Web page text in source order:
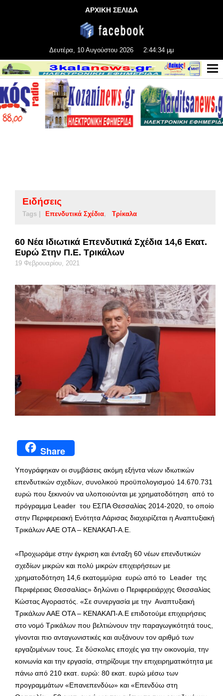
ΑΡΧΙΚΗ ΣΕΛΙΔΑ
Δευτέρα, 10 Αυγούστου 2026 2:44:34 μμ
Ειδήσεις
Tags | Επενδυτικά Σχέδια Τρίκαλα
60 Νέα Ιδιωτικά Επενδυτικά Σχέδια 14,6 Εκατ.
Ευρώ Στην Π.Ε. Τρικάλων
19 Φεβρουαρίου, 2021
Share
Υπογράφηκαν οι συμβάσεις ακόμη εξήντα νέων ιδιωτικών
επενδυτικών σχεδίων, συνολικού προϋπολογισμού 14.670.731
ευρώ που ξεκινούν να υλοποιούνται με χρηματοδότηση από το
πρόγραμμα Leader του ΕΣΠΑ Θεσσαλίας 2014-2020, το οποίο
στην Περιφερειακή Ενότητα Λάρισας διαχειρίζεται η Αναπτυξιακή
Τρικάλων ΑΑΕ ΟΤΑ – ΚΕΝΑΚΑΠ-Α.Ε.
«Προχωράμε στην έγκριση και ένταξη 60 νέων επενδυτικών
σχεδίων μικρών και πολύ μικρών επιχειρήσεων με
χρηματοδότηση 14,6 εκατομμύρια ευρώ από το Leader της
Περιφέρειας Θεσσαλίας» δηλώνει ο Περιφερειάρχης Θεσσαλίας
Κώστας Αγοραστός. «Σε συνεργασία με την Αναπτυξιακή
Τρικάλων ΑΑΕ ΟΤΑ – ΚΕΝΑΚΑΠ-Α.Ε επιδοτούμε επιχειρήσεις
στο νομό Τρικάλων που βελτιώνουν την παραγωγικότητά τους,
γίνονται πιο ανταγωνιστικές και αυξάνουν τον αριθμό των
εργαζομένων τους. Σε δύσκολες εποχές για την οικονομία, την
κοινωνία και την εργασία, στηρίζουμε την επιχειρηματικότητα με
πάνω από 210 εκατ. ευρώ: 80 εκατ. ευρώ μέσω των
προγραμμάτων «Επανεπενδύω» και «Επενδύω στη